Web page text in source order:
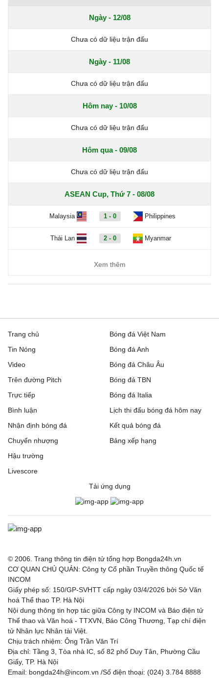
Ngày - 12/08
Chưa có dữ liệu trận đấu
Ngày - 11/08
Chưa có dữ liệu trận đấu
Hôm nay - 10/08
Chưa có dữ liệu trận đấu
Hôm qua - 09/08
Chưa có dữ liệu trận đấu
ASEAN Cup, Thứ 7 - 08/08
Malaysia 1 - 0 Philippines
Thái Lan 2 - 0 Myanmar
Xem thêm
Trang chủ
Tin Nóng
Video
Trên đường Pitch
Trực tiếp
Bóng đá Việt Nam
Bóng đá Anh
Bóng đá Châu Âu
Bóng đá TBN
Bóng đá Italia
Bình luận
Nhận định bóng đá
Chuyển nhượng
Hậu trường
Livescore
Lịch thi đấu bóng đá hôm nay
Kết quả bóng đá
Bảng xếp hạng
Tải ứng dụng
© 2006. Trang thông tin điện tử tổng hợp Bongda24h.vn
CƠ QUAN CHỦ QUẢN: Công ty Cổ phần Truyền thông Quốc tế
INCOM
Giấy phép số: 150/GP-SVHTT cấp ngày 03/4/2026 bởi Sở Văn
hoá Thể thao TP. Hà Nội
Nội dung thông tin hợp tác giữa Công ty INCOM và Báo điện tử
Thể thao và Văn hoá - TTXVN, Báo Công Thương, Tạp chí điện
tử Nhân lực Nhân tài Việt.
Chịu trách nhiệm: Ông Trần Văn Trí
Địa chỉ: Tầng 3, Tòa nhà IC, số 82 phố Duy Tân, Phường Cầu
Giấy, TP. Hà Nội
Email: bongda24h@incom.vn /Số điện thoại: (024) 3.784 8888